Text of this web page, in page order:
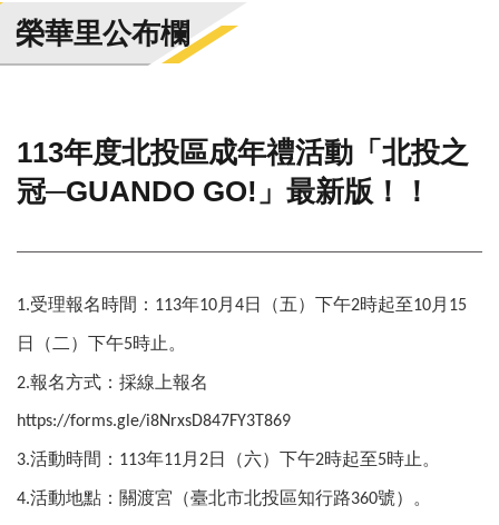
臺
北
市
門
牌
整
檢
系
化
局
化
產
榮華里公布欄
113年度北投區成年禮活動「北投之
冠─GUANDO GO!」最新版！！
1.受理報名時間： 113年10月 4日（五）下午2時起至10月 15
日（二）下午5時止。
2.報名方式：採線上報名
https://forms.gle/i8NrxsD847FY3T869
3.活動時間： 113年11月 2日（六）下午2時起至5時止。
4.活動地點：關渡宮（臺北市北投區知行路360號）。